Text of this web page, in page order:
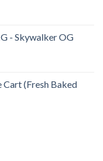
- Skywalker OG
Cart (Fresh Baked